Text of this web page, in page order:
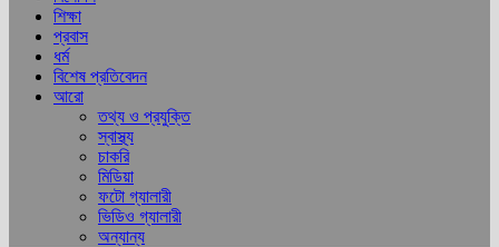
শিক্ষা
প্রবাস
ধর্ম
বিশেষ প্রতিবেদন
আরো
তথ্য ও প্রযুক্তি
স্বাস্থ্য
চাকরি
মিডিয়া
ফটো গ্যালারী
ভিডিও গ্যালারী
অন্যান্য